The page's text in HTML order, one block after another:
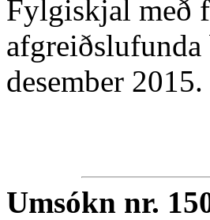
Fylgiskjal með
desember 2015.
Umsókn nr.